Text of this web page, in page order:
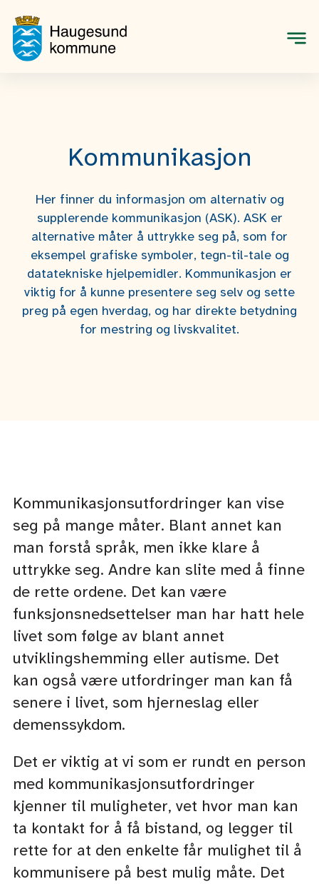
Kommunikasjon
Her finner du informasjon om alternativ og
supplerende kommunikasjon (ASK). ASK er
alternative måter å uttrykke seg på, som for
eksempel grafiske symboler, tegn-til-tale og
datatekniske hjelpemidler. Kommunikasjon er
viktig for å kunne presentere seg selv og sette
preg på egen hverdag, og har direkte betydning
for mestring og livskvalitet.
Kommunikasjonsutfordringer kan vise
seg på mange måter. Blant annet kan
man forstå språk, men ikke klare å
uttrykke seg. Andre kan slite med å finne
de rette ordene. Det kan være
funksjonsnedsettelser man har hatt hele
livet som følge av blant annet
utviklingshemming eller autisme. Det
kan også være utfordringer man kan få
senere i livet, som hjerneslag eller
demenssykdom.
Det er viktig at vi som er rundt en person
med kommunikasjonsutfordringer
kjenner til muligheter, vet hvor man kan
ta kontakt for å få bistand, og legger til
rette for at den enkelte får mulighet til å
kommunisere på best mulig måte. Det